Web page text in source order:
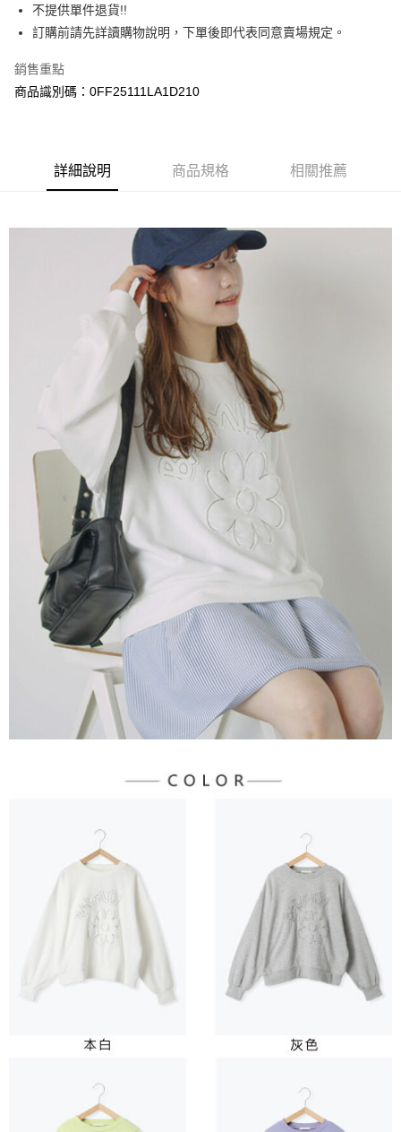
元大商業銀行
玉山商業銀行
星展（台灣）商業銀行
台灣樂天信用卡公司
悠遊付
大哥付你分期
相關說明
流程，驗證手機門號後，選擇欲分期的期數、繳款截止日，確認付款後即完
成交易。
消。如遇「轉專審核」未通過狀況，表示未達大哥付你分期系統評分，恕無
1.分期款項不併入電信帳單，「大哥付你分期」於每月結算日後寄送繳費提
2.透過簡訊連結打開帳單後，可選擇「超商條碼／台灣大直營門市／銀行轉
帳／街口支付／iPASS MONEY」等通路繳費。
1.本服務係由「台灣大哥大股份有限公司」（以下簡稱本公司）所提供，讓
用戶於交易時，得透過本服務購買商品或服務，並由商店將買賣／分期付款
買賣價金債權讓與本公司後，依約使用本公司帳單繳交帳款。
2.基於同意付款使用「大哥付你分期」之契約關係目的，商店將以您的個人
資料（包含姓名、電話或地址）提供予台灣大哥大進項蒐集、處理及利用，
由本公司與您本人進行分期帳單所需資料之確認、核對及更正。
3.完整用戶服務條款，請詳閱以下連結：
https://oppay.tw/userRule
【關於「AFTEE先享後付」】
AFTEE先享後付是「在收到商品之後才付款」的支付方式。 讓您購物簡單
１．簡單：不需註冊會員、不需綁卡、不需儲值。
２．便利：只要手機號碼，簡訊認證，即可結帳。
３．安心：先確認商品／服務後，再付款。
【「AFTEE先享後付」結帳流程】
１．於結帳方式選擇「AFTEE先享後付」後，將跳轉至「AFTEE先享後付」
結帳頁面，進行簡訊認證並確認金額後，即可完成結帳。
２．訂單成立數日內，您將收到繳費通知簡訊。
３．收到繳費通知簡訊後14天內，點擊此簡訊中的連結，可透過四大超商／
ATM／網路銀行／等多元方式進行付款，方視為交易完成。
※ 請注意：結帳手續完成當下不需立刻繳費，但若您需要取消訂單，請聯絡
購買商品的店家。未經商家同意取消之訂單仍視為有效，需透過AFTEE先享
後付繳納相關費用。
※ 交易是否成功請以「AFTEE先享後付 」之結帳頁面顯示為準，若有關於
是否繳費成功／繳費後需取消欲退款等相關疑問，請聯繫「AFTEE先享後付
客戶支援中心」
https://netprotections.freshdesk.com/support/home
【注意事項】
１．透過由恩沛科技股份有限公司提供之「AFTEE先享後付」服務完成之交
易，需依本服務之必要範圍內提供個人資料，並將交易相關給付款項請求債
權轉讓予恩沛科技股份有限公司。
２．關於個人資料處理事宜，請瀏覽以下網址：
https://aftee.tw/terms/#terms3
３．未成年的使用者請事先徵得法定代理人或監護人之同意方可使用
「AFTEE先享後付」，若未經同意申辦者引起之損失，本公司不負相關責
任。
４．使用「AFTEE先享後付」時，將依據個別帳號之用戶狀況，依本公司即
時審查核予不同之上限額度；若仍有額度不足之情形，本公司將視審查結果
請求用戶進行身份認證。
５．嚴禁一人註冊多個帳號或使用他人資訊註冊。若發現惡意使用之情形，
恩沛科技股份有限公司將有權停止該用戶之使用額度並採取法律行動。
ATM付款
每筆NT$60，滿NT$1,500(含以上)免運費
每筆NT$60，滿NT$1,500(含以上)免運費
每筆NT$60，滿NT$1,500(含以上)免運費
每筆NT$60，滿NT$1,500(含以上)免運費
7-11取貨付款
每筆NT$60，滿NT$1,500(含以上)免運費
7-11純取貨
每筆NT$60，滿NT$1,500(含以上)免運費
宅配
每筆NT$90，滿NT$1,500(含以上)免運費
不提供單件退貨!!
訂購前請先詳讀購物說明，下單後即代表同意賣場規定。
銷售重點
商品識別碼：0FF25111LA1D210
詳細說明 商品規格 相關推薦